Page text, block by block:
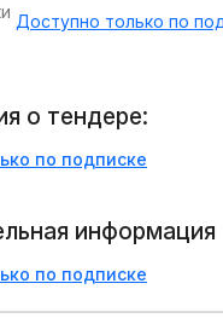
Доступно только по
о тендере:
по подписке
информация
по подписке